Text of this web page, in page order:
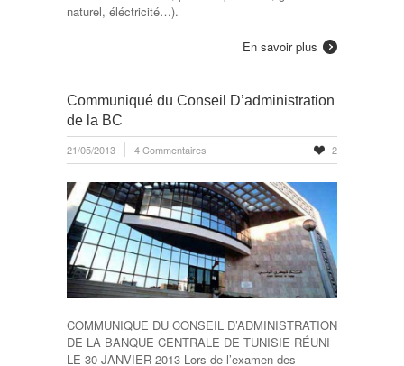
naturel, éléctricité…).
En savoir plus
Communiqué du Conseil D’administration
de la BC
21/05/2013 4 Commentaires 2
COMMUNIQUE DU CONSEIL D’ADMINISTRATION
DE LA BANQUE CENTRALE DE TUNISIE RÉUNI
LE 30 JANVIER 2013 Lors de l’examen des